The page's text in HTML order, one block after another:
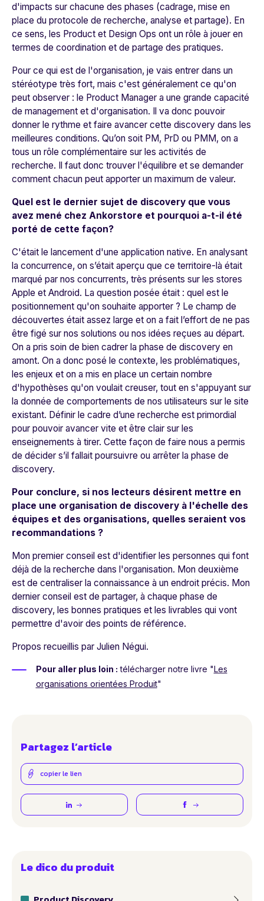
d'impacts sur chacune des phases (cadrage, mise en
place du protocole de recherche, analyse et partage). En
ce sens, les Product et Design Ops ont un rôle à jouer en
termes de coordination et de partage des pratiques.
Pour ce qui est de l'organisation, je vais entrer dans un
stéréotype très fort, mais c'est généralement ce qu'on
peut observer : le Product Manager a une grande capacité
de management et d'organisation. Il va donc pouvoir
donner le rythme et faire avancer cette discovery dans les
meilleures conditions. Qu’on soit PM, PrD ou PMM, on a
tous un rôle complémentaire sur les activités de
recherche. Il faut donc trouver l'équilibre et se demander
comment chacun peut apporter un maximum de valeur.
Quel est le dernier sujet de discovery que vous
avez mené chez Ankorstore et pourquoi a-t-il été
porté de cette façon?
C'était le lancement d'une application native. En analysant
la concurrence, on s’était aperçu que ce territoire-là était
marqué par nos concurrents, très présents sur les stores
Apple et Android. La question posée était : quel est le
positionnement qu'on souhaite apporter ? Le champ de
découvertes était assez large et on a fait l’effort de ne pas
être figé sur nos solutions ou nos idées reçues au départ.
On a pris soin de bien cadrer la phase de discovery en
amont. On a donc posé le contexte, les problématiques,
les enjeux et on a mis en place un certain nombre
d'hypothèses qu'on voulait creuser, tout en s'appuyant sur
la donnée de comportements de nos utilisateurs sur le site
existant. Définir le cadre d’une recherche est primordial
pour pouvoir avancer vite et être clair sur les
enseignements à tirer. Cette façon de faire nous a permis
de décider s’il fallait poursuivre ou arrêter la phase de
discovery.
Pour conclure, si nos lecteurs désirent mettre en
place une organisation de discovery à l'échelle des
équipes et des organisations, quelles seraient vos
recommandations ?
Mon premier conseil est d'identifier les personnes qui font
déjà de la recherche dans l'organisation. Mon deuxième
est de centraliser la connaissance à un endroit précis. Mon
dernier conseil est de partager, à chaque phase de
discovery, les bonnes pratiques et les livrables qui vont
permettre d'avoir des points de référence.
Propos recueillis par Julien Négui.
Pour aller plus loin : télécharger notre livre "Les
organisations orientées Produit"
Partagez l’article
copier le lien
Le dico du produit